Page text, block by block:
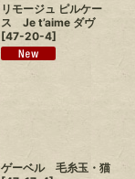
リモージュ ピルケー
ス Je t’aime ダヴ
[47-20-4]
ゲーベル 毛糸玉・猫